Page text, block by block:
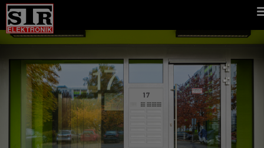
Gehe
direkt
zu:
STR
Website
Hauptnavigation